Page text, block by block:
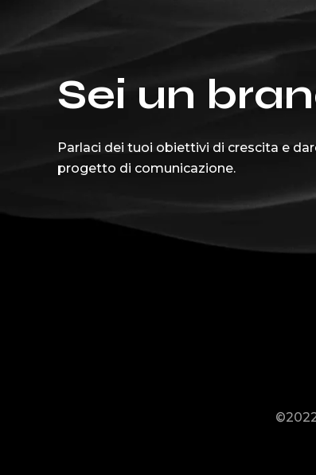
Sei un
Parlaci dei tuoi obiettivi di crescita e
progetto di comunicazione.